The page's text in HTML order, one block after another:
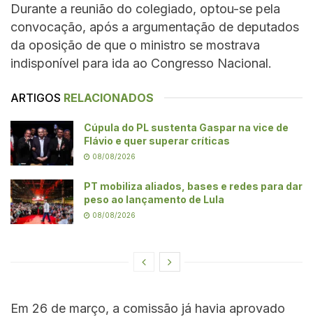
Durante a reunião do colegiado, optou-se pela
convocação, após a argumentação de deputados
da oposição de que o ministro se mostrava
indisponível para ida ao Congresso Nacional.
ARTIGOS RELACIONADOS
Cúpula do PL sustenta Gaspar na vice de
Flávio e quer superar críticas
08/08/2026
PT mobiliza aliados, bases e redes para dar
peso ao lançamento de Lula
08/08/2026
Em 26 de março, a comissão já havia aprovado